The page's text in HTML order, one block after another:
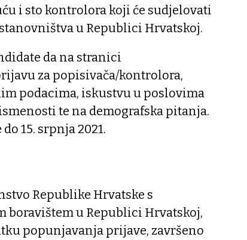
i sto kontrolora koji će sudjelovati
u Republici Hrvatskoj.
da na stranici
za popisivača/kontrolora,
podacima, iskustvu u poslovima
te na demografska pitanja.
15. srpnja 2021.
Republike Hrvatske s
u Republici Hrvatskoj,
popunjavanja prijave, završeno